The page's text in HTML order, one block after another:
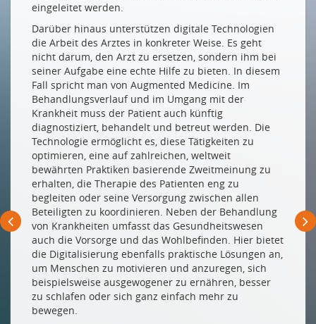
BT Switzerland AG
Drucken
Impressum
eingeleitet werden.
Darüber hinaus unterstützen digitale Technologien
die Arbeit des Arztes in konkreter Weise. Es geht
nicht darum, den Arzt zu ersetzen, sondern ihm bei
seiner Aufgabe eine echte Hilfe zu bieten. In diesem
Fall spricht man von Augmented Medicine. Im
Behandlungsverlauf und im Umgang mit der
Krankheit muss der Patient auch künftig
diagnostiziert, behandelt und betreut werden. Die
Technologie ermöglicht es, diese Tätigkeiten zu
optimieren, eine auf zahlreichen, weltweit
bewährten Praktiken basierende Zweitmeinung zu
erhalten, die Therapie des Patienten eng zu
begleiten oder seine Versorgung zwischen allen
Beteiligten zu koordinieren. Neben der Behandlung
von Krankheiten umfasst das Gesundheitswesen
auch die Vorsorge und das Wohlbefinden. Hier bietet
die Digitalisierung ebenfalls praktische Lösungen an,
um Menschen zu motivieren und anzuregen, sich
beispielsweise ausgewogener zu ernähren, besser
zu schlafen oder sich ganz einfach mehr zu
bewegen.